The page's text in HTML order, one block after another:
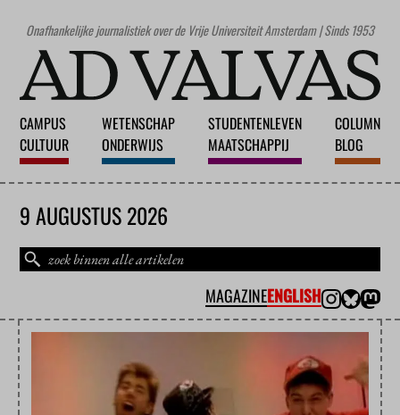
Onafhankelijke journalistiek over de Vrije Universiteit Amsterdam | Sinds 1953
CAMPUS
CULTUUR
WETENSCHAP
ONDERWIJS
STUDENTENLEVEN
MAATSCHAPPIJ
COLUMN
BLOG
9 AUGUSTUS 2026
MAGAZINEENGLISH